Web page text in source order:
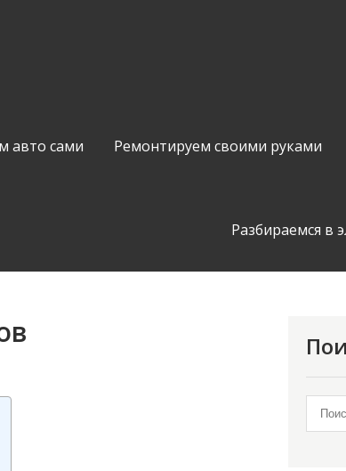
авто сами Ремонтируем своими руками
Разбираемся в